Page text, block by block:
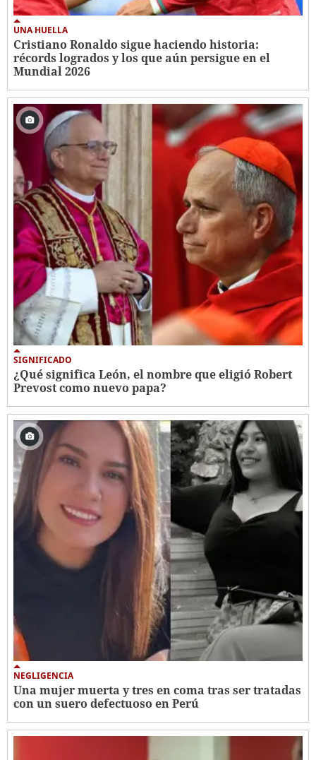
UNA HUELLA
Cristiano Ronaldo sigue haciendo historia:
récords logrados y los que aún persigue en el
Mundial 2026
SIGNIFICADO
¿Qué significa León, el nombre que eligió Robert
Prevost como nuevo papa?
NEGLIGENCIA
Una mujer muerta y tres en coma tras ser tratadas
con un suero defectuoso en Perú